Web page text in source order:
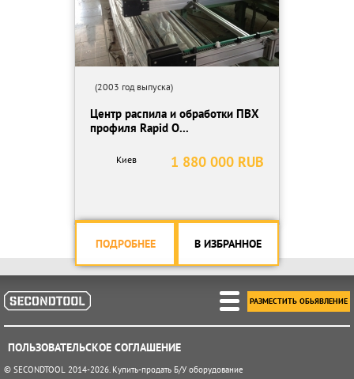
(2003 год выпуска)
Центр распила и обработки ПВХ
профиля Rapid O...
1 880 000 RUB
Киев
ПОДРОБНЕЕ В ИЗБРАННОЕ
ПОЛЬЗОВАТЕЛЬСКОЕ СОГЛАШЕНИЕ
РАЗМЕСТИТЬ ОБЬЯВЛЕНИЕ
© SECONDTOOL 2014-2026. Купить-продать Б/У оборудование